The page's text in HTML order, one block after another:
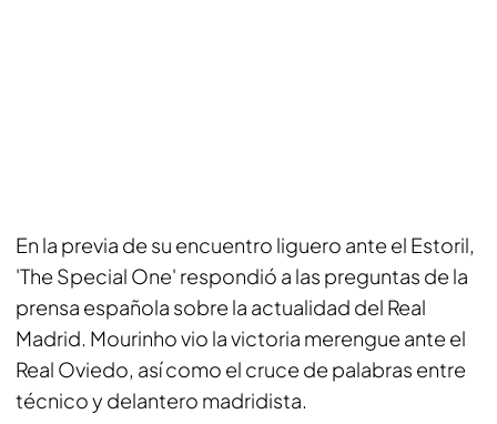
En la previa de su encuentro liguero ante el Estoril,
'The Special One' respondió a las preguntas de la
prensa española sobre la actualidad del Real
Madrid. Mourinho vio la victoria merengue ante el
Real Oviedo, así como el cruce de palabras entre
técnico y delantero madridista.